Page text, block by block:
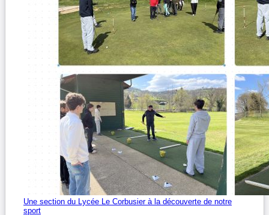
Une section du Lycée Le Corbusier à la découverte de notre
sport